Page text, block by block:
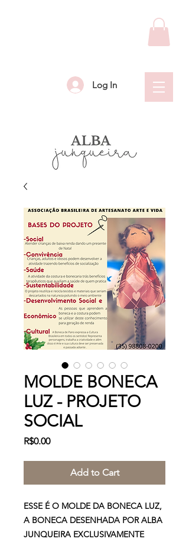
Log In
MOLDE BONECA
LUZ - PROJETO
SOCIAL
R$0.00Price
Add to Cart
ESSE É O MOLDE DA BONECA LUZ,
A BONECA DESENHADA POR ALBA
JUNQUEIRA EXCLUSIVAMENTE